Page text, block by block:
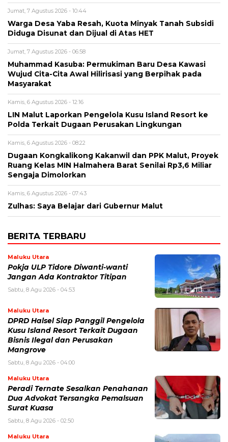
Jumat, 7 Agustus 2026 - 10:44
Warga Desa Yaba Resah, Kuota Minyak Tanah Subsidi
Diduga Disunat dan Dijual di Atas HET
Jumat, 7 Agustus 2026 - 06:58
Muhammad Kasuba: Permukiman Baru Desa Kawasi
Wujud Cita-Cita Awal Hilirisasi yang Berpihak pada
Masyarakat
Kamis, 6 Agustus 2026 - 12:16
LIN Malut Laporkan Pengelola Kusu Island Resort ke
Polda Terkait Dugaan Perusakan Lingkungan
Kamis, 6 Agustus 2026 - 08:22
Dugaan Kongkalikong Kakanwil dan PPK Malut, Proyek
Ruang Kelas MIN Halmahera Barat Senilai Rp3,6 Miliar
Sengaja Dimolorkan
Kamis, 6 Agustus 2026 - 07:43
Zulhas: Saya Belajar dari Gubernur Malut
BERITA TERBARU
Maluku Utara
Pokja ULP Tidore Diwanti-wanti
Jangan Ada Kontraktor Titipan
Sabtu, 8 Agu 2026 - 04:53
Maluku Utara
DPRD Halsel Siap Panggil Pengelola
Kusu Island Resort Terkait Dugaan
Bisnis Ilegal dan Perusakan
Mangrove
Sabtu, 8 Agu 2026 - 04:00
Maluku Utara
Peradi Ternate Sesalkan Penahanan
Dua Advokat Tersangka Pemalsuan
Surat Kuasa
Sabtu, 8 Agu 2026 - 02:50
Maluku Utara